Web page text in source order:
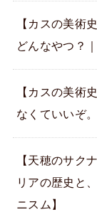
【カスの美術
どんなやつ？
【カスの美術
なくていいぞ
【天穂のサク
リアの歴史と
ニスム】